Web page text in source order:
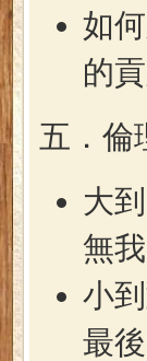
如
的
五．倫
大
無
小
最